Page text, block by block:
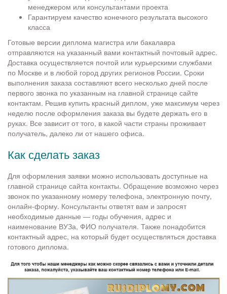
менеджером или консультантами проекта
Гарантируем качество конечного результата высокого
класса
Готовые версии диплома магистра или бакалавра
отправляются на указанный вами контактный почтовый адрес.
Доставка осуществляется почтой или курьерскими службами
по Москве и в любой город других регионов России. Сроки
выполнения заказа составляют всего несколько дней после
первого звонка по указанным на главной странице сайте
контактам. Решив купить красный диплом, уже максимум через
неделю после оформления заказа вы будете держать его в
руках. Все зависит от того, в какой части страны проживает
получатель, далеко ли от нашего офиса.
Как сделать заказ
Для оформления заявки можно использовать доступные на
главной странице сайта контакты. Обращение возможно через
звонок по указанному номеру телефона, электронную почту,
онлайн-форму. Консультанты ответят вам и запросят
необходимые данные ― годы обучения, адрес и
наименование ВУЗа, ФИО получателя. Также понадобится
контактный адрес, на который будет осуществляться доставка
готового диплома.